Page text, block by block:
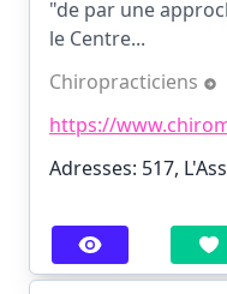
"de par une
le Centre...
Chiropracticiens
https://
Adresses: 517,